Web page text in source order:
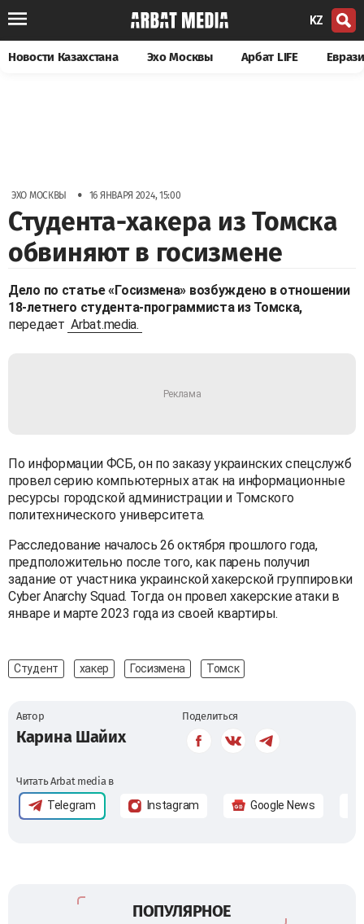
KZ
Новости Казахстана Эхо Москвы Арбат LIFE
ЭХО МОСКВЫ • 16 ЯНВАРЯ 2024, 15:00
Студента-хакера из Томска
обвиняют в госизмене
Дело по статье «Госизмена» возбуждено в отношении
18-летнего студента-программиста из Томска,
передает Arbat.media.
По информации ФСБ, он по заказу украинских спецслужб
провел серию компьютерных атак на информационные
ресурсы городской администрации и Томского
политехнического университета.
Расследование началось 26 октября прошлого года,
предположительно после того, как парень получил
задание от участника украинской хакерской группировки
Cyber Anarchy Squad. Тогда он провел хакерские атаки в
январе и марте 2023 года из своей квартиры.
Студент хакер Госизмена Томск
Автор
Карина Шайих
Поделиться
Читать Arbat media в
Telegram Instagram Google News
ПОПУЛЯРНОЕ